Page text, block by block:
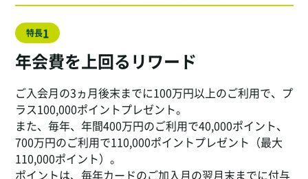
特長1
年会費を上回るリワード
ご入会月の3ヵ月後末までに100万円以上のご利用で、プ
ラス100,000ポイントプレゼント。
また、毎年、年間400万円のご利用で40,000ポイント、
700万円のご利用で110,000ポイントプレゼント（最大
110,000ポイント）。
ポイントは、毎年カードのご加入月の翌月末までに付与